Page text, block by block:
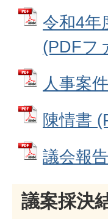
令和4年
(PDFフ
人事案
陳情書
議会報
議案採決